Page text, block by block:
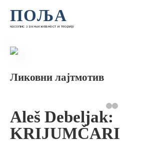
ПОЉА
часопис за књижевност и теорију
Ликовни лајтмотив
Aleš Debeljak:
KRIJUMČARI